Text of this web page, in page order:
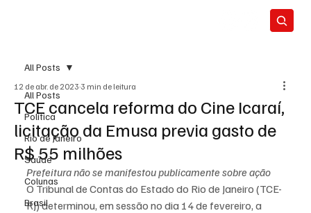
All Posts
Política
Rio de Janeiro
Saúde
Colunas
Brasil
All Posts
TCE cancela reforma do Cine Icaraí,
licitação da Emusa previa gasto de
R$ 55 milhões
12 de abr. de 2023 3 min de leitura
Prefeitura não se manifestou publicamente sobre ação
O Tribunal de Contas do Estado do Rio de Janeiro (TCE-
RJ) determinou, em sessão no dia 14 de fevereiro, a